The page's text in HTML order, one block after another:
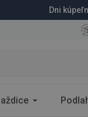
Dni